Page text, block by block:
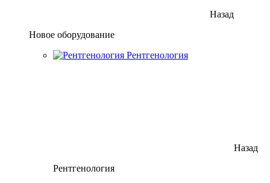
Назад
Новое оборудование
Рентгенология
Назад
Рентгенология